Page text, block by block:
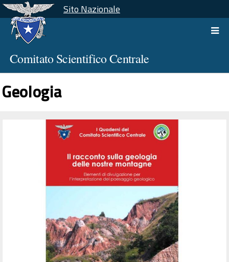
Sito Nazionale
Comitato Scientifico Centrale
Geologia